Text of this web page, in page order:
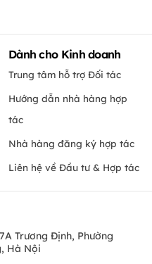
Dành cho Kinh doanh
Trung tâm hỗ trợ Đối tác
Hướng dẫn nhà hàng hợp
tác
Nhà hàng đăng ký hợp tác
Liên hệ về Đầu tư & Hợp tác
Trương Định, Phường
Hà Nội